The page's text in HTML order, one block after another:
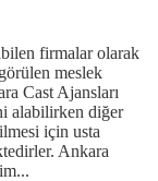
firmalar olarak
meslek
Cast Ajansları
alabilirken diğer
için usta
Ankara